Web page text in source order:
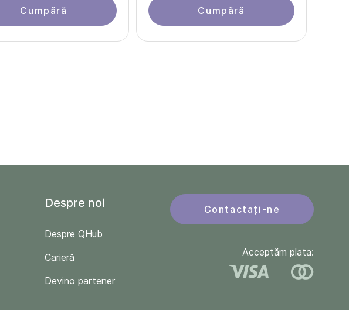
Cumpără Cumpără
Despre noi
Despre QHub
Carieră
Devino partener
Contactați-ne
Acceptăm plata: